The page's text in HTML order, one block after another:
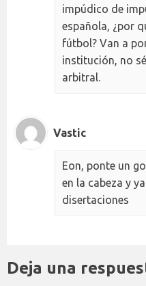
impúdico de
española, ¿por
fútbol? Van a
institución, no
arbitral.
Vastic
Eon, ponte un
en la cabeza y
disertaciones
Deja una